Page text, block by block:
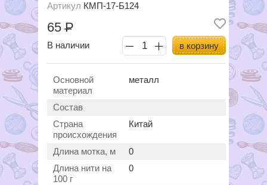
Артикул КМП-17-Б124
65Р
В наличии в корзину
Основной
материал
металл
Состав
Страна
происхождения
Китай
Длина мотка, м
0
Длина нити на
100 г
0